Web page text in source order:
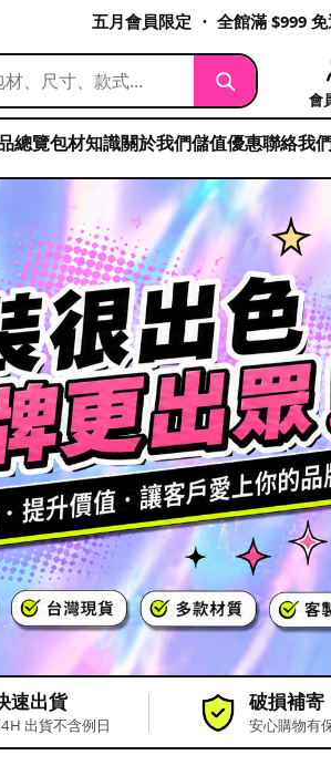
五月會員限定 ・ 全館滿 $999
會
總覽包材知識關於我們儲值優惠聯絡我
速出貨
出貨不含例日
破損補寄
安心購物有